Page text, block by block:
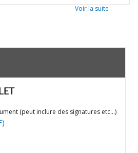
Voir la suite
(peut inclure des signatures etc…)